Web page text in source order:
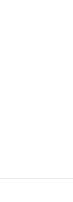
la gestion des